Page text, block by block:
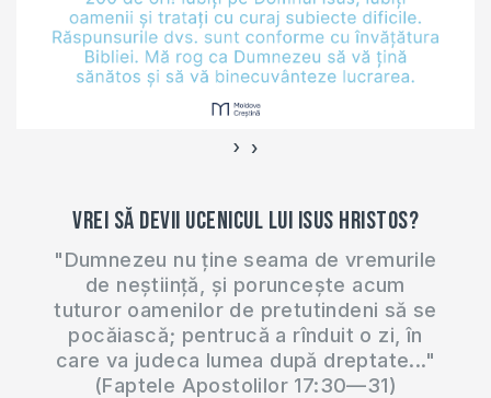
#fără_protocol la
acest subiect și să
vedem…
‹ ›
Vrei să devii ucenicul lui Isus Hristos?
"Dumnezeu nu ține seama de vremurile
de neștiință, și poruncește acum
tuturor oamenilor de pretutindeni să se
pocăiască; pentrucă a rînduit o zi, în
care va judeca lumea după dreptate..."
(Faptele Apostolilor 17:30—31)